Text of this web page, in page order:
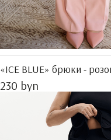
«ICE BLUE» брюки -
230 byn